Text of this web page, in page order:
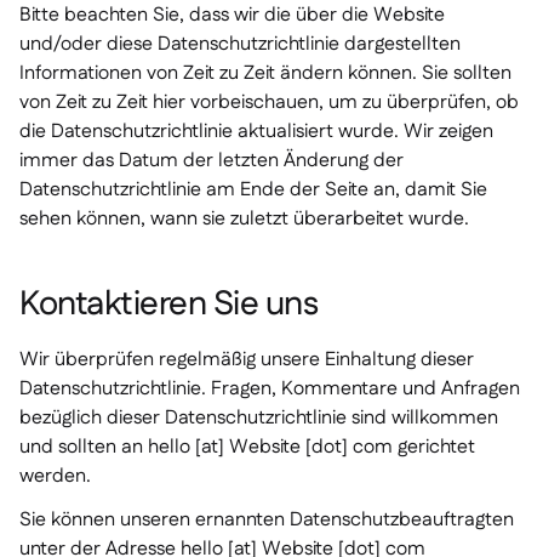
Bitte beachten Sie, dass wir die über die Website
und/oder diese Datenschutzrichtlinie dargestellten
Informationen von Zeit zu Zeit ändern können. Sie sollten
von Zeit zu Zeit hier vorbeischauen, um zu überprüfen, ob
die Datenschutzrichtlinie aktualisiert wurde. Wir zeigen
immer das Datum der letzten Änderung der
Datenschutzrichtlinie am Ende der Seite an, damit Sie
sehen können, wann sie zuletzt überarbeitet wurde.
Kontaktieren Sie uns
Wir überprüfen regelmäßig unsere Einhaltung dieser
Datenschutzrichtlinie. Fragen, Kommentare und Anfragen
bezüglich dieser Datenschutzrichtlinie sind willkommen
und sollten an hello [at] Website [dot] com gerichtet
werden.
Sie können unseren ernannten Datenschutzbeauftragten
unter der Adresse hello [at] Website [dot] com